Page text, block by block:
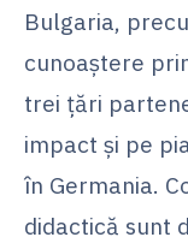
Bulgaria,
cunoaștere
trei țări
impact și pe
în Germania.
didactică sunt